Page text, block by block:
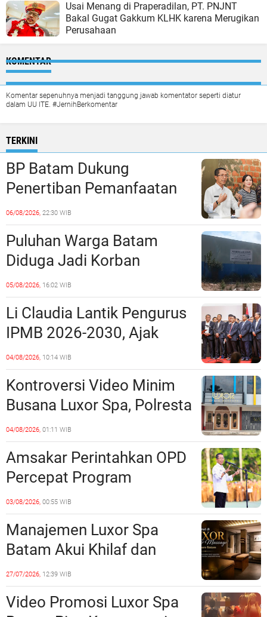
Usai Menang di Praperadilan, PT. PNJNT
Bakal Gugat Gakkum KLHK karena Merugikan
Perusahaan
KOMENTAR
Komentar sepenuhnya menjadi tanggung jawab komentator seperti diatur
dalam UU ITE. #JernihBerkomentar
TERKINI
BP Batam Dukung
Penertiban Pemanfaatan
Ruang Laut Sesuai
Ketentuan Peraturan
Perundang-undangan
06/08/2026, 22:30 WIB
Puluhan Warga Batam
Diduga Jadi Korban
Penipuan Kavling Hingga
Miliaran Rupiah, Laporan ke
Polda Kepri Jalan di
Tempat?
05/08/2026, 16:02 WIB
Li Claudia Lantik Pengurus
IPMB 2026-2030, Ajak
Perkuat Kerukunan dan
Sinergi dengan Pemko
Batam
04/08/2026, 10:14 WIB
Kontroversi Video Minim
Busana Luxor Spa, Polresta
Barelang Usut Tuntas
Unsur Pelanggaran Hukum
04/08/2026, 01:11 WIB
Amsakar Perintahkan OPD
Percepat Program
Prioritas, Targetkan
Realisasi Pembangunan
Lampaui 50 Persen
03/08/2026, 00:55 WIB
Manajemen Luxor Spa
Batam Akui Khilaf dan
Minta Maaf, Konten
Langsung Di-Takedown
27/07/2026, 12:39 WIB
Video Promosi Luxor Spa